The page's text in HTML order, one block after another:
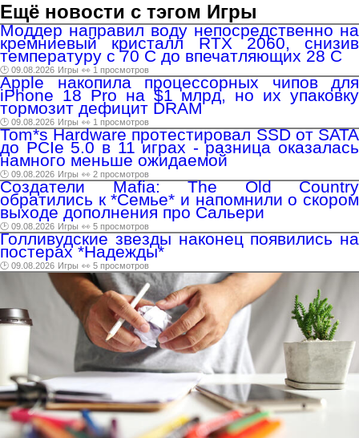
Ещё новости с тэгом Игры
Моддер направил воду непосредственно на
кремниевый кристалл RTX 2060, снизив
температуру с 70 C до впечатляющих 28 C
🕑 09.08.2026 Игры 👀 1 просмотров
Apple накопила процессорных чипов для
iPhone 18 Pro на $1 млрд, но их упаковку
тормозит дефицит DRAM
🕑 09.08.2026 Игры 👀 1 просмотров
Tom*s Hardware протестировал SSD от SATA
до PCIe 5.0 в 11 играх - разница оказалась
намного меньше ожидаемой
🕑 09.08.2026 Игры 👀 2 просмотров
Создатели Mafia: The Old Country
обратились к *Семье* и напомнили о скором
выходе дополнения про Сальери
🕑 09.08.2026 Игры 👀 5 просмотров
Голливудские звезды наконец появились на
постерах *Надежды*
🕑 09.08.2026 Игры 👀 5 просмотров